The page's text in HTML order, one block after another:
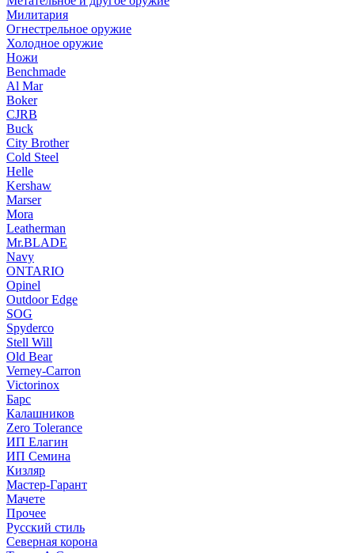
Милитария
Огнестрельное оружие
Холодное оружие
Ножи
Benchmade
Al Mar
Boker
CJRB
Buck
City Brother
Cold Steel
Helle
Kershaw
Marser
Mora
Leatherman
Mr.BLADE
Navy
ONTARIO
Opinel
Outdoor Edge
SOG
Spyderco
Stell Will
Old Bear
Verney-Carron
Victorinox
Барс
Калашников
Zero Tolerance
ИП Елагин
ИП Семина
Кизляр
Мастер-Гарант
Мачете
Прочее
Русский стиль
Северная корона